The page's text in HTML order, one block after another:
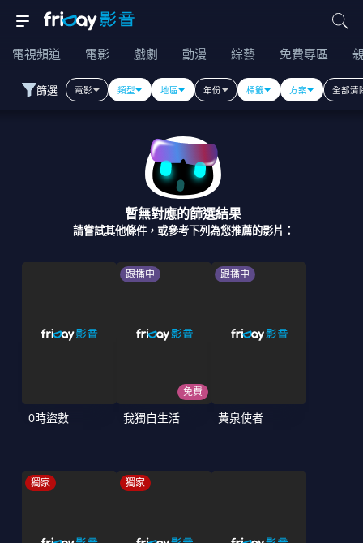
電視頻道 電影 戲劇 動漫 綜藝 免費專區
篩選 電影 類型 地區 年份 標籤 方案 全部清
暫無對應的篩選結果
請嘗試其他條件，或參考下列為您推薦的影片：
0時盜數
跟播中
免費
我獨自生活
跟播中
黃泉使者
獨家 獨家